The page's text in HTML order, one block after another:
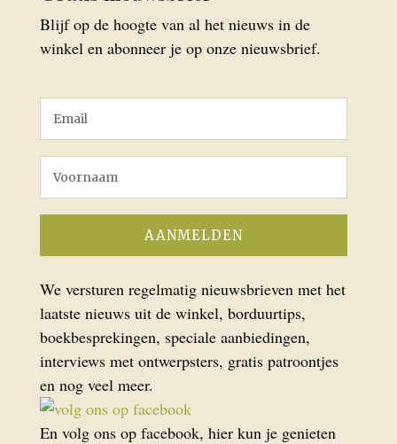
Blijf op de hoogte van al het nieuws in de
winkel en abonneer je op onze nieuwsbrief.
We versturen regelmatig nieuwsbrieven met het
laatste nieuws uit de winkel, borduurtips,
boekbesprekingen, speciale aanbiedingen,
interviews met ontwerpsters, gratis patroontjes
en nog veel meer.
En volg ons op facebook, hier kun je genieten